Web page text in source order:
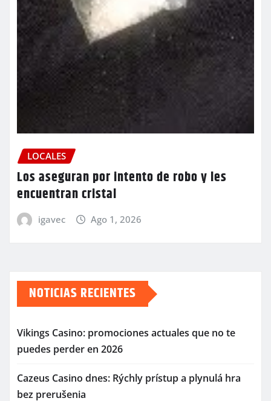
LOCALES
Los aseguran por intento de robo y les
encuentran cristal
igavec Ago 1, 2026
NOTICIAS RECIENTES
Vikings Casino: promociones actuales que no te
puedes perder en 2026
Cazeus Casino dnes: Rýchly prístup a plynulá hra
bez prerušenia